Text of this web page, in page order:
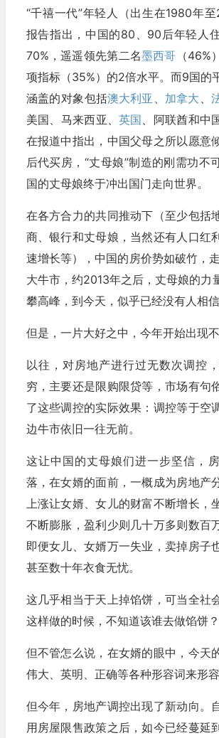
“千禧一代”年轻人（出生在1980年至
报告指出，中国的80、90后年轻人
70%，遥遥领先第二名墨西哥 （46%
项指标（35%）的2倍水平。而9国的
涵盖的对象包括澳大利亚 、 加拿大 、
美国、马来西亚、英国、阿联酋和中
在报道中指出，中国父母之所以愿意
后代买房，“丈母娘”制造的刚需功不
国的丈母娘终于冲出国门走向世界。
在各方合力的共同推动下（至少包括
商、银行和丈母娘，当然还有人口红
速增长等），中国的房价势如破竹，
大牛市，约2013年之后，丈母娘的力
攀高峰，到今天，似乎已经没有人相信
但是，一片大好之中，今年开始出现不
以往，对房地产进行过无数次调控
穷，主要还是限购限贷等，市场有句
了这些调控的实际效果：调控等于空
边牛市依旧一往无前。
这让中国的丈母娘们进一步坚信，
落，在女婿的面前，一概成为房地产
上涨让女婿、女儿的财富不断增长，
不断膨胀，盈利少则几十万多则数百
即便女儿、女婿万一失业，卖掉房子
甚至数十年衣食无忧。
这几乎相当于天上掉馅饼，可当全社
这样做的时候，不知道该谁去做馅饼？
但不管怎么说，在女婿的眼中，今天
伟大、英明、正确等各种形容词来形容
但今年，房地产调控出现了新动向。
用房屋限售政策之后，如今已经蔓延